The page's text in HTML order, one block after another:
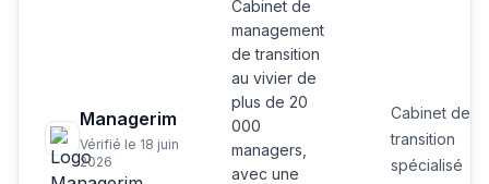
Managerim
Vérifié le 18 juin
2026
Cabinet de
management
de transition
au vivier de
plus de 20
000
managers,
avec une
Cabinet de
transition
spécialisé